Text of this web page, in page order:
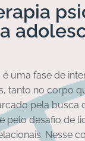
uma fase de
tanto no corpo
pela busca
pelo desafio de
Nesse